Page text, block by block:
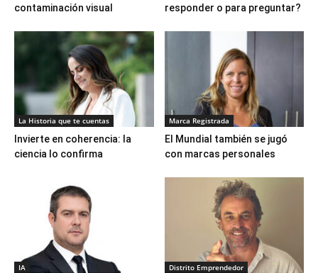
contaminación visual
responder o para preguntar?
La Historia que te cuentas
Invierte en coherencia: la
ciencia lo confirma
Marca Registrada
El Mundial también se jugó
con marcas personales
IA Distrito Emprendedor